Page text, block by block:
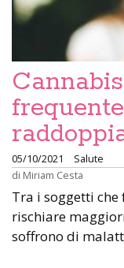
05/10/2021
Salute
di Miriam Cesta
Tra i soggetti
rischiare
soffrono di